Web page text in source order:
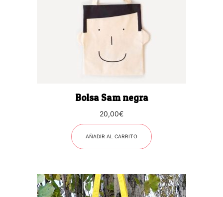
Bolsa Sam negra
20,00€
AÑADIR AL CARRITO